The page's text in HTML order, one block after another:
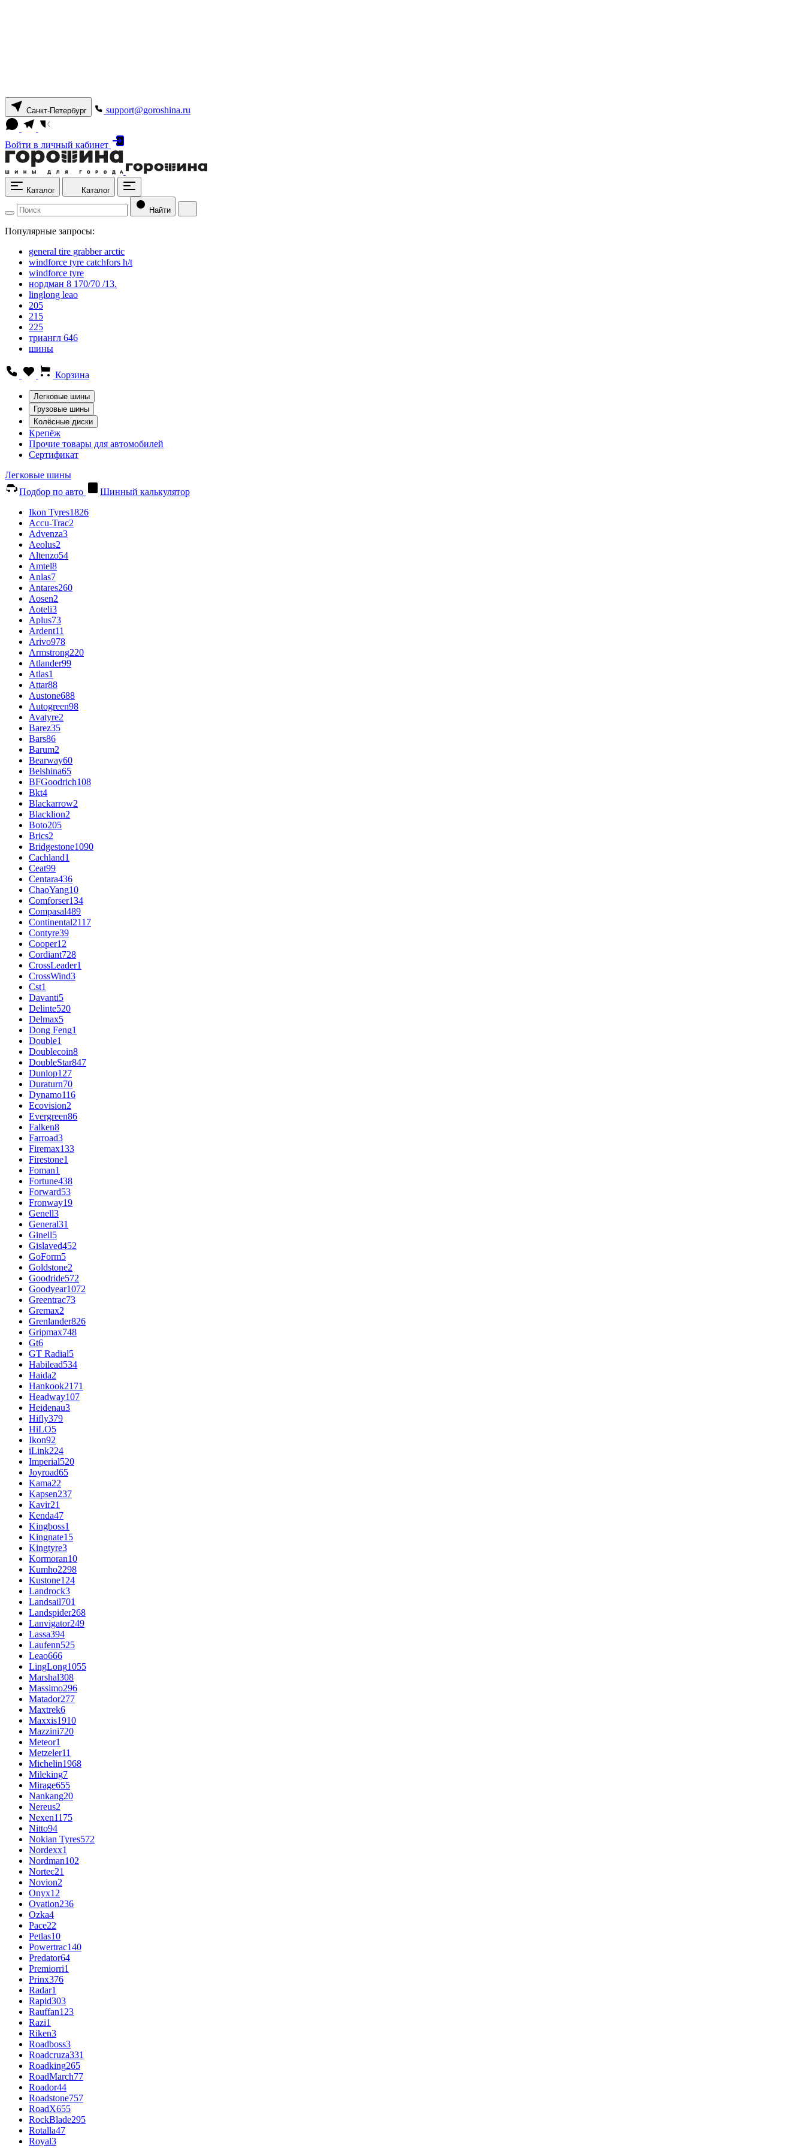
Санкт-Петербург support@goroshina.ru
Войти в личный кабинет
Каталог Каталог
Найти
Популярные запросы:
general tire grabber arctic
windforce tyre catchfors h/t
windforce tyre
нордман 8 170/70 /13.
linglong leao
205
215
225
триангл 646
шины
Корзина
Легковые шины
Грузовые шины
Колёсные диски
Крепёж
Прочие товары для автомобилей
Сертификат
Легковые шины
Подбор по авто
Шинный калькулятор
Ikon Tyres1826
Accu-Trac2
Advenza3
Aeolus2
Altenzo54
Amtel8
Anlas7
Antares260
Aosen2
Aoteli3
Aplus73
Ardent11
Arivo978
Armstrong220
Atlander99
Atlas1
Attar88
Austone688
Autogreen98
Avatyre2
Barez35
Bars86
Barum2
Bearway60
Belshina65
BFGoodrich108
Bkt4
Blackarrow2
Blacklion2
Boto205
Brics2
Bridgestone1090
Cachland1
Ceat99
Centara436
ChaoYang10
Comforser134
Compasal489
Continental2117
Contyre39
Cooper12
Cordiant728
CrossLeader1
CrossWind3
Cst1
Davanti5
Delinte520
Delmax5
Dong Feng1
Double1
Doublecoin8
DoubleStar847
Dunlop127
Duraturn70
Dynamo116
Ecovision2
Evergreen86
Falken8
Farroad3
Firemax133
Firestone1
Foman1
Fortune438
Forward53
Fronway19
Genell3
General31
Ginell5
Gislaved452
GoForm5
Goldstone2
Goodride572
Goodyear1072
Greentrac73
Gremax2
Grenlander826
Gripmax748
Gt6
GT Radial5
Habilead534
Haida2
Hankook2171
Headway107
Heidenau3
Hifly379
HiLO5
Ikon92
iLink224
Imperial520
Joyroad65
Kama22
Kapsen237
Kavir21
Kenda47
Kingboss1
Kingnate15
Kingtyre3
Kormoran10
Kumho2298
Kustone124
Landrock3
Landsail701
Landspider268
Lanvigator249
Lassa394
Laufenn525
Leao666
LingLong1055
Marshal308
Massimo296
Matador277
Maxtrek6
Maxxis1910
Mazzini720
Meteor1
Metzeler11
Michelin1968
Mileking7
Mirage655
Nankang20
Nereus2
Nexen1175
Nitto94
Nokian Tyres572
Nordexx1
Nordman102
Nortec21
Novion2
Onyx12
Ovation236
Ozka4
Pace22
Petlas10
Powertrac140
Predator64
Premiorri1
Prinx376
Radar1
Rapid303
Rauffan123
Razi1
Riken3
Roadboss3
Roadcruza331
Roadking265
RoadMarch77
Roador44
Roadstone757
RoadX655
RockBlade295
Rotalla47
Royal3